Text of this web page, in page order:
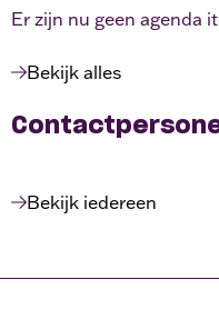
Er zijn nu geen agenda
Bekijk alles
Bekijk iedereen